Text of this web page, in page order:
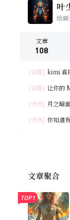
叶
绘画
文章
108
[话题] kimi 直
[话题] 让你的
[快讯] 月之暗
[快讯] 你知道
文章聚合
TOP1